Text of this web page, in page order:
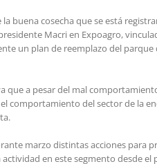
buena cosecha que se está
Macri en Expoagro,
un plan de reemplazo del parque
que a pesar del mal
comportamiento del sector de la
marzo distintas acciones para
en este segmento desde el